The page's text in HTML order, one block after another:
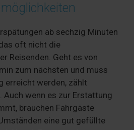
ab sechzig Minuten
oft nicht die
Reisenden. Geht es von
zum nächsten und muss
erreicht werden, zählt
wenn es zur Erstattung
brauchen Fahrgäste
eine gut gefüllte